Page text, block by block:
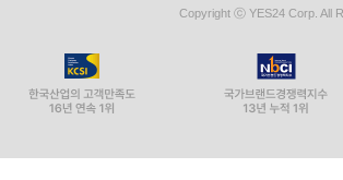
Copyright ⓒ YES24 Corp. All